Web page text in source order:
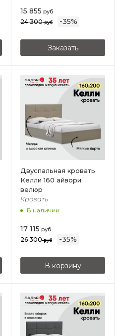
15 855 руб
24 300руб -35%
Заказать
Двуспальная кровать
Келли 160 айвори
велюр
Кровать
В наличии
17 115 руб
26 300руб -35%
В корзину